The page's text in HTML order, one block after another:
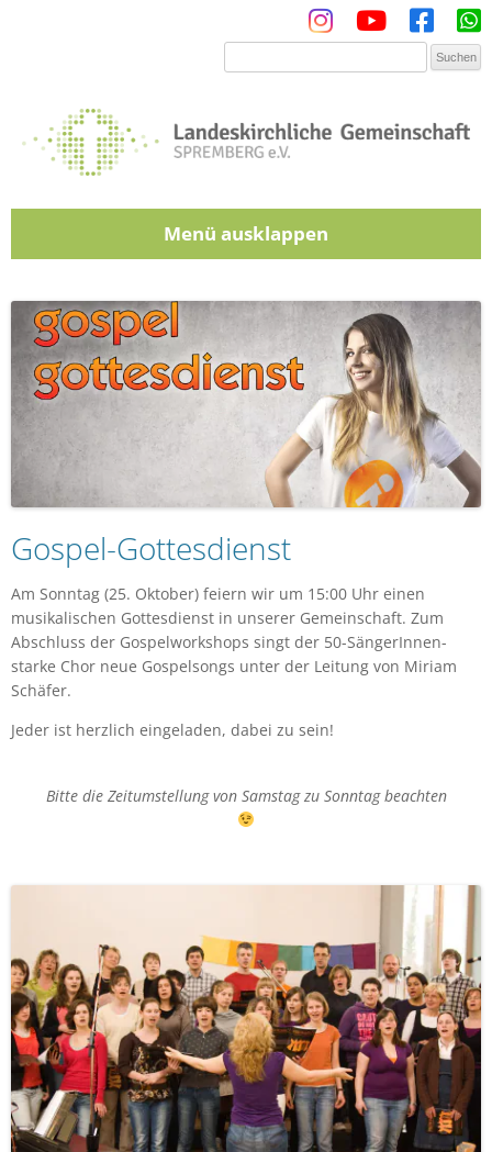
Menü
Gospel-Gottesdienst
Am Sonntag (25. Oktober) feiern wir um 15:00 Uhr einen
musikalischen Gottesdienst in unserer Gemeinschaft. Zum
Abschluss der Gospelworkshops singt der 50-SängerInnen-
starke Chor neue Gospelsongs unter der Leitung von Miriam
Schäfer.
Jeder ist herzlich eingeladen, dabei zu sein!
Bitte die Zeitumstellung von Samstag zu Sonntag beachten